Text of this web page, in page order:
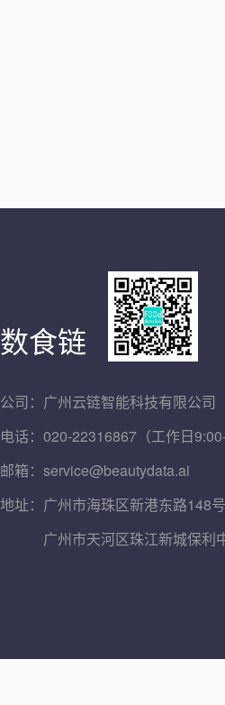
数食链
公司：广州云链智能科技有限公司
电话：020-22316867（工作日9:00-
邮箱：service@beautydata.ai
地址：广州市海珠区新港东路148
广州市天河区珠江新城保利